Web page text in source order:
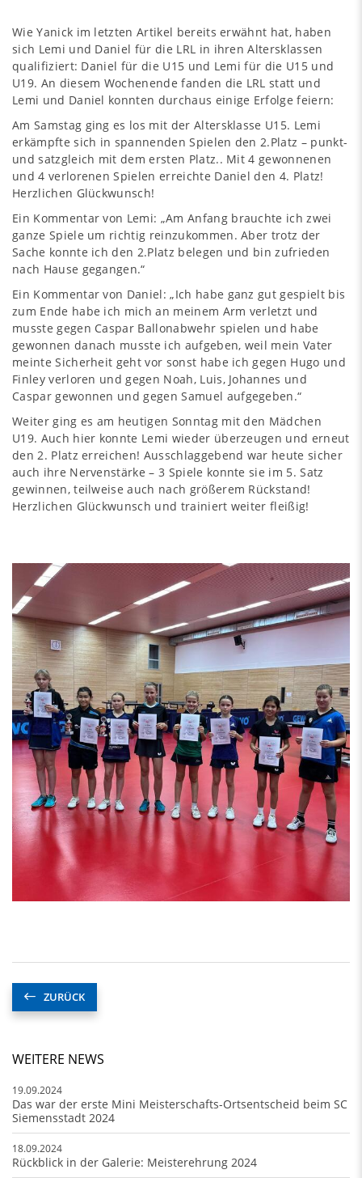
Wie Yanick im letzten Artikel bereits erwähnt hat, haben
sich Lemi und Daniel für die LRL in ihren Altersklassen
qualifiziert: Daniel für die U15 und Lemi für die U15 und
U19. An diesem Wochenende fanden die LRL statt und
Lemi und Daniel konnten durchaus einige Erfolge feiern:
Am Samstag ging es los mit der Altersklasse U15. Lemi
erkämpfte sich in spannenden Spielen den 2.Platz – punkt-
und satzgleich mit dem ersten Platz.. Mit 4 gewonnenen
und 4 verlorenen Spielen erreichte Daniel den 4. Platz!
Herzlichen Glückwunsch!
Ein Kommentar von Lemi: „Am Anfang brauchte ich zwei
ganze Spiele um richtig reinzukommen. Aber trotz der
Sache konnte ich den 2.Platz belegen und bin zufrieden
nach Hause gegangen.“
Ein Kommentar von Daniel: „Ich habe ganz gut gespielt bis
zum Ende habe ich mich an meinem Arm verletzt und
musste gegen Caspar Ballonabwehr spielen und habe
gewonnen danach musste ich aufgeben, weil mein Vater
meinte Sicherheit geht vor sonst habe ich gegen Hugo und
Finley verloren und gegen Noah, Luis, Johannes und
Caspar gewonnen und gegen Samuel aufgegeben.“
Weiter ging es am heutigen Sonntag mit den Mädchen
U19. Auch hier konnte Lemi wieder überzeugen und erneut
den 2. Platz erreichen! Ausschlaggebend war heute sicher
auch ihre Nervenstärke – 3 Spiele konnte sie im 5. Satz
gewinnen, teilweise auch nach größerem Rückstand!
Herzlichen Glückwunsch und trainiert weiter fleißig!
ZURÜCK
WEITERE NEWS
19.09.2024
Das war der erste Mini Meisterschafts-Ortsentscheid beim SC
Siemensstadt 2024
18.09.2024
Rückblick in der Galerie: Meisterehrung 2024